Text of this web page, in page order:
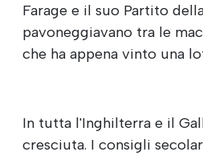
Farage e il suo Partito
pavoneggiavano tra le
che ha appena vinto una
In tutta l'Inghilterra e il
cresciuta. I consigli